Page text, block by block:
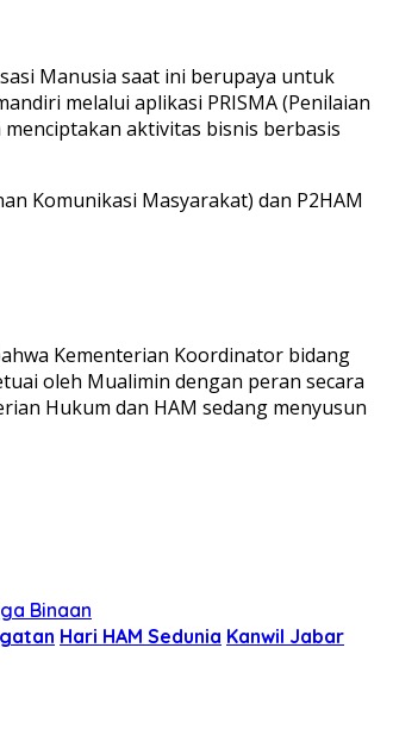
Manusia saat ini berupaya untuk
melalui aplikasi PRISMA (Penilaian
aktivitas bisnis berbasis
Komunikasi Masyarakat) dan P2HAM
Kementerian Koordinator bidang
oleh Mualimin dengan peran secara
Hukum dan HAM sedang menyusun
Binaan
Hari HAM Sedunia Kanwil Jabar